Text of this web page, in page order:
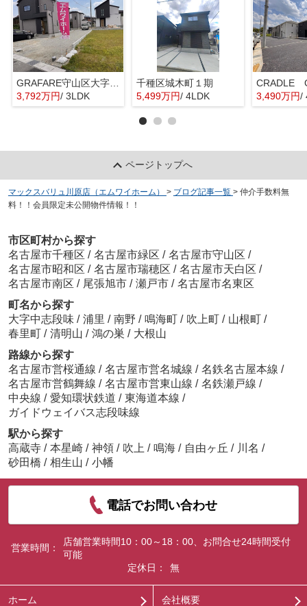
GRAFARE守山区大字上志段味6期4棟【仲介手数料無料 上志段味東小 志段味中】
3,792万円/ 3LDK
千種区城木町１期
5,499万円/ 4LDK 3,490万円/
ページトップへ
マックスバリュ川原店（エムワイホーム） > ブログ記事一覧 > 仲介手数料無
料！！会員限定未公開物件情報！！
市区町村から探す
名古屋市千種区 / 名古屋市緑区 / 名古屋市守山区 /
名古屋市昭和区 / 名古屋市瑞穂区 / 名古屋市天白区 /
名古屋市南区 / 尾張旭市 / 瀬戸市 / 名古屋市名東区
町名から探す
大字中志段味 / 浦里 / 南野 / 鳴海町 / 吹上町 / 山根町 /
春里町 / 清明山 / 鴻の巣 / 大根山
路線から探す
名古屋市営桜通線 / 名古屋市営名城線 / 名鉄名古屋本線 /
名古屋市営鶴舞線 / 名古屋市営東山線 / 名鉄瀬戸線 /
中央線 / 愛知環状鉄道 / 東海道本線 /
ガイドウェイバス志段味線
駅から探す
高蔵寺 / 本星崎 / 神領 / 吹上 / 鳴海 / 自由ヶ丘 / 川名 /
砂田橋 / 相生山 / 小幡
電話でお問い合わせ
営業時間：
店舗営業時間10：00～18：00、お問合せ24時間受付
可能
定休日：
無
ホーム 会社概要